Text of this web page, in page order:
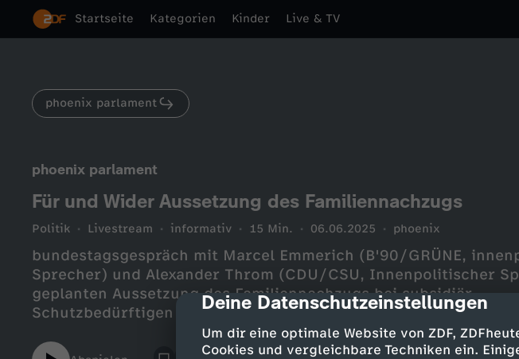
cmp-dialog-description
Deine Datenschutzeinstellungen
Um dir eine optimale Website von ZDF,
Cookies und vergleichbare Techniken ein.
Startseite Kategorien Kinder Live & TV
phoenix parlament
phoenix parlament
Für und Wider Aussetzung des Familiennachzugs
Politik Livestream informativ 15 Min. 06.06.2025 phoenix
bundestagsgespräch mit Marcel Emmerich (B'90/GRÜNE,
Sprecher) und Alexander Throm (CDU/CSU, Innenpolitischer
geplanten Aussetzung des Familiennachzugs bei subsidiär
Schutzbedürftigen